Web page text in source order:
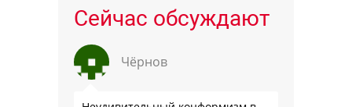
Сейчас обсуждают
Чёрнов